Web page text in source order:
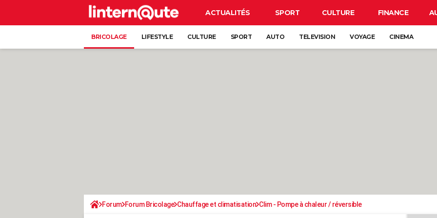
ACTUALITÉS SPORT CULTURE FINANCE
BRICOLAGE LIFESTYLE CULTURE SPORT AUTO TELEVISION VOYAGE CINEMA
Forum Forum Bricolage Chauffage et climatisation Clim - Pompe à chaleur / réversible